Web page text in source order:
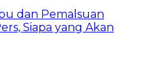
dan Pemalsuan
Siapa yang Akan